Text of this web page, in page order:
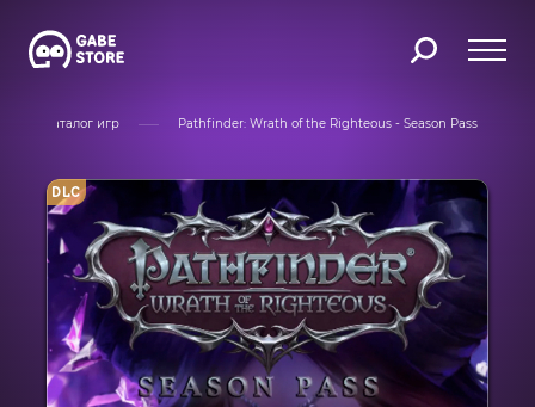
Каталог игр Pathfinder: Wrath of the Righteous - Season Pass
DLC